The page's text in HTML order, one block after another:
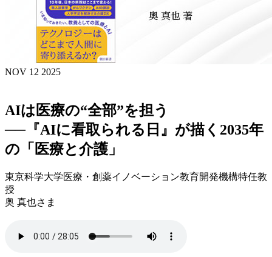
NOV 12 2025
AIは医療の“全部”を担う
──『AIに看取られる日』が描く2035年
の「医療と介護」
東京科学大学医療・創薬イノベーション教育開発機構特任教
授
奥 真也さま